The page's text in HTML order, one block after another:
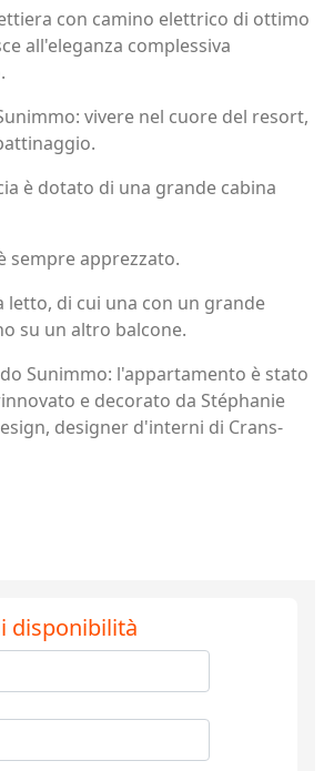
con camino elettrico di ottimo
all'eleganza complessiva
vivere nel cuore del resort,
è dotato di una grande cabina
sempre apprezzato.
letto, di cui una con un grande
su un altro balcone.
Sunimmo: l'appartamento è stato
e decorato da Stéphanie
designer d'interni di Crans-
disponibilità